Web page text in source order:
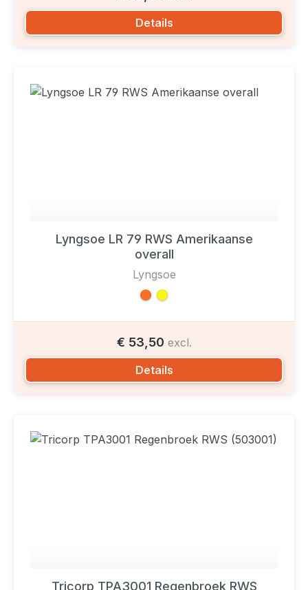
Details
Lyngsoe LR 79 RWS Amerikaanse
overall
Lyngsoe
€ 53,50 excl.
Details
Tricorp TPA3001 Regenbroek RWS